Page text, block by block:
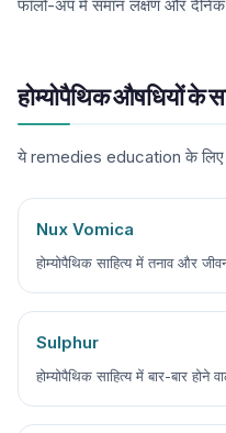
फॉलो-अप में समान लक्षण और दैनिक
होम्योपैथिक औषधियों के
ये remedies education के
Nux Vomica
होम्योपैथिक साहित्य में तनाव और
Sulphur
होम्योपैथिक साहित्य में बार-बार होने